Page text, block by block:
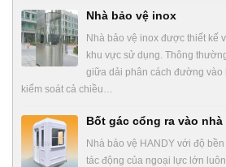
Nhà bảo vệ inox
Nhà bảo vệ inox được thiết kế
khu vực sử dụng. Thông
giữa dải phân cách đường vào
kiểm soát cả chiều…
Bốt gác cổng ra vào nhà
Nhà bảo vệ HANDY với độ
tác động của ngoại lực lớn